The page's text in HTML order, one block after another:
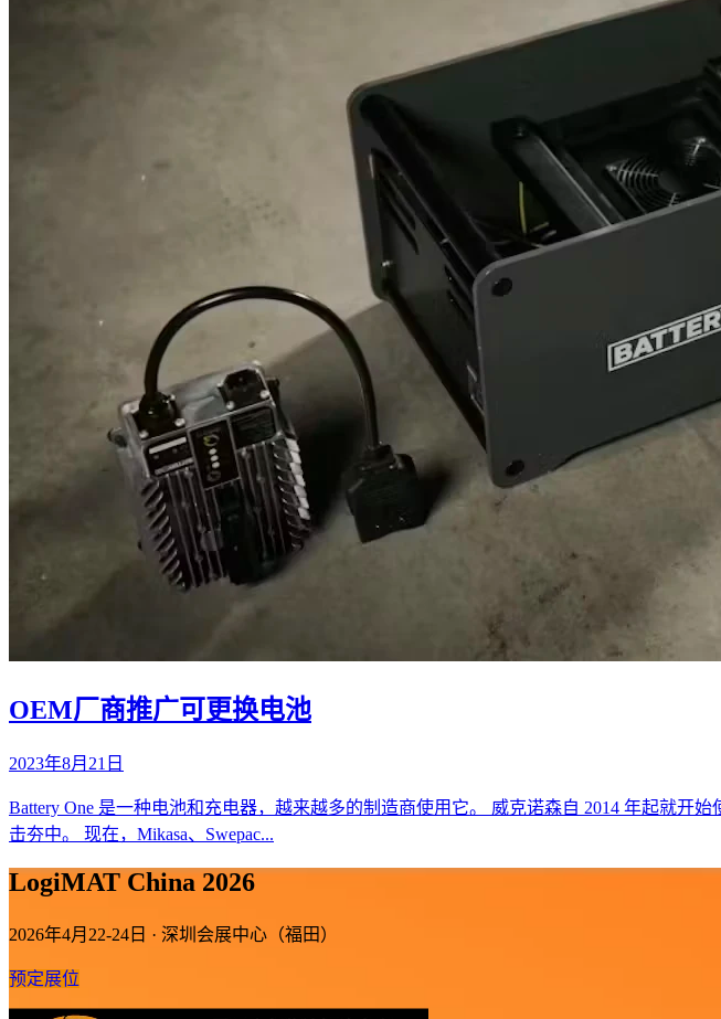
OEM厂商推广可更换电池
2023年8月21日
Battery One 是一种电池和充电器，越来越多的制造商使用它。 威克诺森自 2014 年起就开
击夯中。 现在，Mikasa、Swepac...
LogiMAT China 2026
2026年4月22-24日 · 深圳会展中心（福田）
预定展位